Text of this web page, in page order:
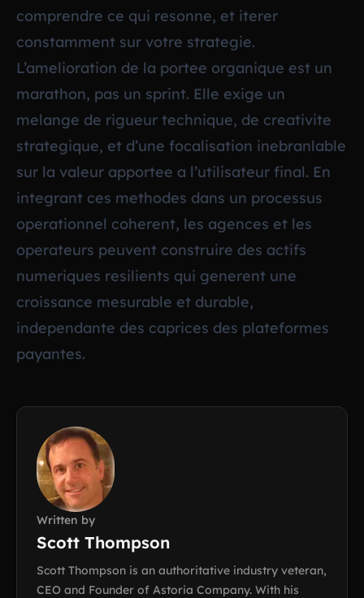
comprendre ce qui resonne, et iterer
constamment sur votre strategie.
L’amelioration de la portee organique est un
marathon, pas un sprint. Elle exige un
melange de rigueur technique, de creativite
strategique, et d’une focalisation inebranlable
sur la valeur apportee a l’utilisateur final. En
integrant ces methodes dans un processus
operationnel coherent, les agences et les
operateurs peuvent construire des actifs
numeriques resilients qui generent une
croissance mesurable et durable,
independante des caprices des plateformes
payantes.
Written by
Scott Thompson
Scott Thompson is an authoritative industry veteran,
CEO and Founder of Astoria Company. With his